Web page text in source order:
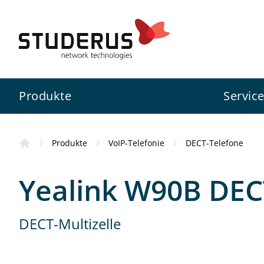
Produkte
Firewall
Switch
Service
Swiss Service Pack
Konfigurationsservice
Studerus AG
Zyxel
Kursübersicht
Wissenswertes
Produkte VoIP-Telefonie DECT-Telefone
Yealink W90B
DECT-Multizelle